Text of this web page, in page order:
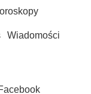
Wiadomości